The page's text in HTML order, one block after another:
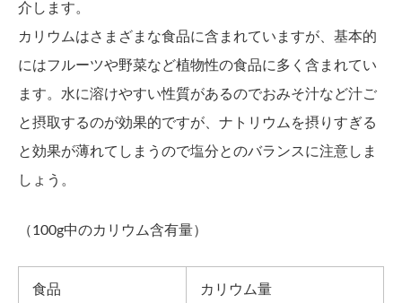
介します。
カリウムはさまざまな食品に含まれていますが、基本的
にはフルーツや野菜など植物性の食品に多く含まれてい
ます。水に溶けやすい性質があるのでおみそ汁など汁ご
と摂取するのが効果的ですが、ナトリウムを摂りすぎる
と効果が薄れてしまうので塩分とのバランスに注意しま
しょう。
（100g中のカリウム含有量）
食品 カリウム量